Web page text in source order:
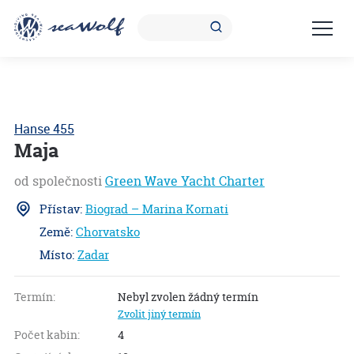
Hanse 455
Maja
od společnostiGreen Wave Yacht Charter
Přístav:Biograd – Marina Kornati
Země:Chorvatsko
Místo:Zadar
Termín: Nebyl zvolen žádný termín
Zvolit jiný termín
Počet kabin:
4